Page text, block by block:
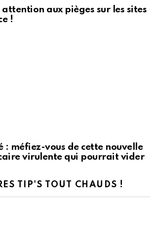
attention aux pièges sur les sites
!
: méfiez-vous de cette nouvelle
virulente qui pourrait vider
TIP'S TOUT CHAUDS !